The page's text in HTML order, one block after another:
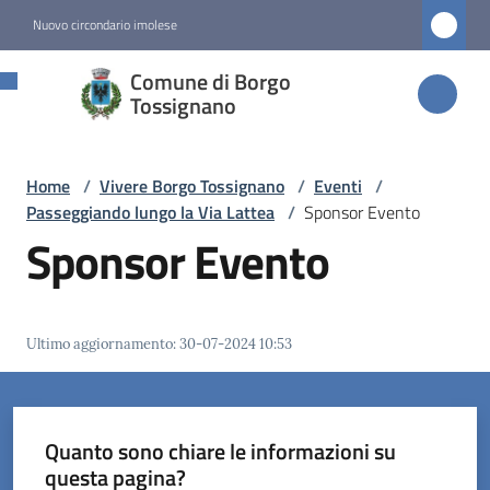
Nuovo circondario imolese
Comune di Borgo
Tossignano
Comune di
Borgo
Novità
Servizi
Vivere
Borgo
Tossignano
Home / Vivere Borgo Tossignano / Eventi /
Passeggiando lungo la Via Lattea / Sponsor Evento
Sponsor Evento
Ultimo aggiornamento:30-07-2024 10:53
Quanto sono chiare le informazioni su
questa pagina?